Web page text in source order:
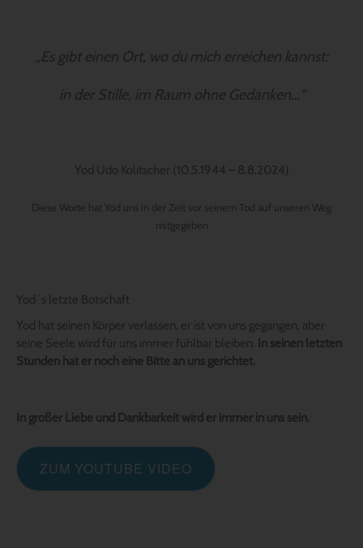
„Es gibt einen Ort, wo du mich erreichen kannst:
in der Stille, im Raum ohne Gedanken…“
Yod Udo Kolitscher (10.5.1944 – 8.8.2024)
Diese Worte hat Yod uns in der Zeit vor seinem Tod auf unseren Weg
mitgegeben
Yod´s letzte Botschaft
Yod hat seinen Körper verlassen, er ist von uns gegangen, aber
seine Seele wird für uns immer fühlbar bleiben. In seinen letzten
Stunden hat er noch eine Bitte an uns gerichtet.
In großer Liebe und Dankbarkeit wird er immer in uns sein.
ZUM YOUTUBE VIDEO